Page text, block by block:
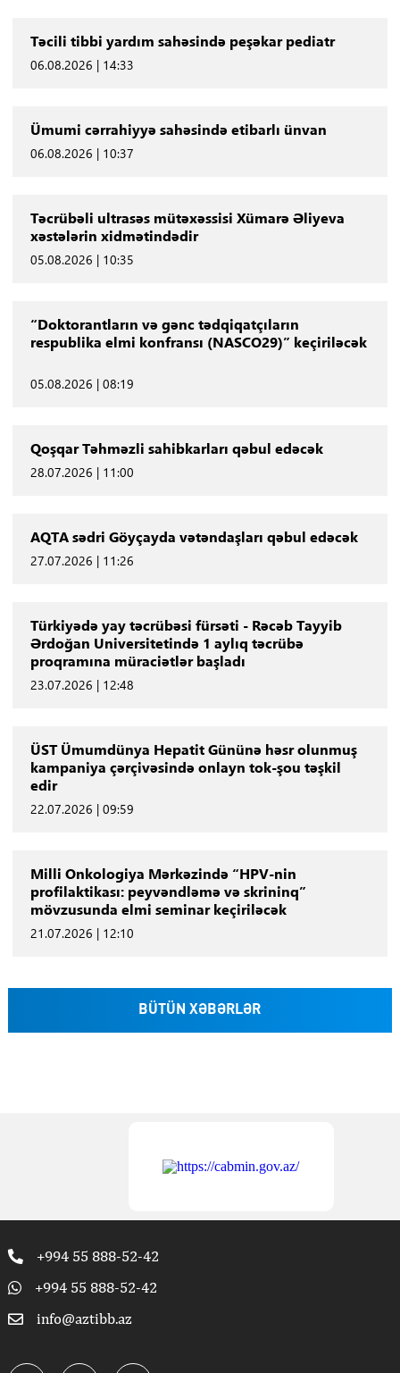
Təcili tibbi yardım sahəsində peşəkar pediatr
06.08.2026 | 14:33
Ümumi cərrahiyyə sahəsində etibarlı ünvan
06.08.2026 | 10:37
Təcrübəli ultrasəs mütəxəssisi Xümarə Əliyeva
xəstələrin xidmətindədir
05.08.2026 | 10:35
“Doktorantların və gənc tədqiqatçıların
respublika elmi konfransı (NASCO29)” keçiriləcək
05.08.2026 | 08:19
Qoşqar Təhməzli sahibkarları qəbul edəcək
28.07.2026 | 11:00
AQTA sədri Göyçayda vətəndaşları qəbul edəcək
27.07.2026 | 11:26
Türkiyədə yay təcrübəsi fürsəti - Rəcəb Tayyib
Ərdoğan Universitetində 1 aylıq təcrübə
proqramına müraciətlər başladı
23.07.2026 | 12:48
ÜST Ümumdünya Hepatit Gününə həsr olunmuş
kampaniya çərçivəsində onlayn tok-şou təşkil
edir
22.07.2026 | 09:59
Milli Onkologiya Mərkəzində “HPV-nin
profilaktikası: peyvəndləmə və skrininq”
mövzusunda elmi seminar keçiriləcək
21.07.2026 | 12:10
BÜTÜN XƏBƏRLƏR
+994 55 888-52-42
+994 55 888-52-42
info@aztibb.az